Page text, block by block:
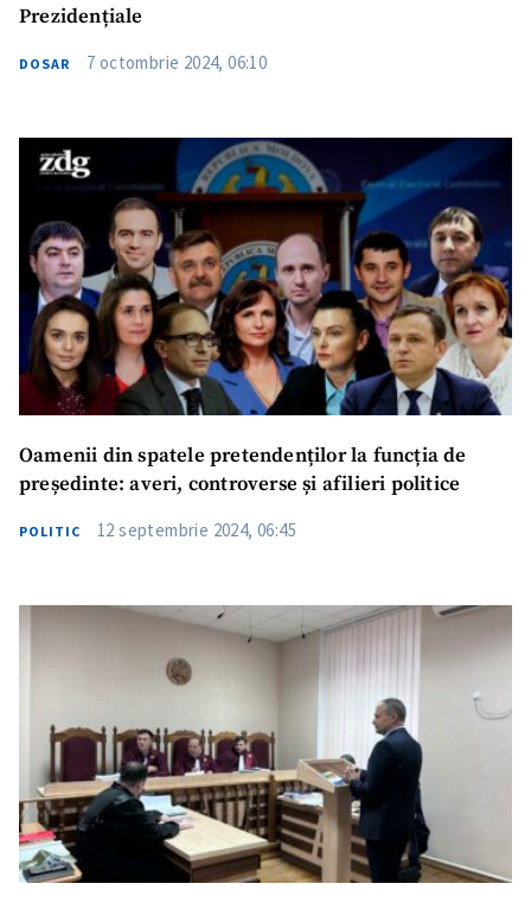
Prezidențiale
DOSAR 7 octombrie 2024, 06:10
Oamenii din spatele pretendenților la funcția de
președinte: averi, controverse și afilieri politice
POLITIC 12 septembrie 2024, 06:45